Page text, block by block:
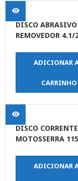
DISCO ABRASIVO
REMOVEDOR 4.1/
ADICIONAR
CARRINHO
DISCO CORRENTE
MOTOSSERRA
(PRO)ADICIONAR